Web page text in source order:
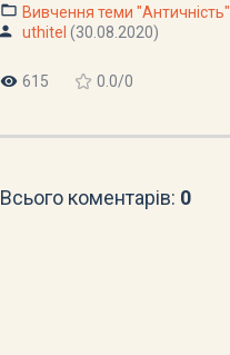
Вивчення теми "Античність"
uthitel (30.08.2020)
615 0.0/0
Всього коментарів: 0